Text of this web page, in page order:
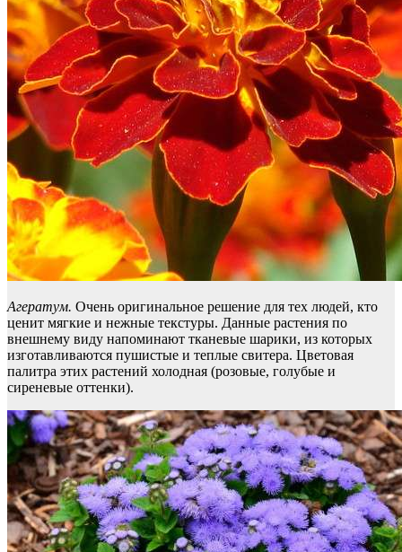
Агератум. Очень оригинальное решение для тех людей, кто
ценит мягкие и нежные текстуры. Данные растения по
внешнему виду напоминают тканевые шарики, из которых
изготавливаются пушистые и теплые свитера. Цветовая
палитра этих растений холодная (розовые, голубые и
сиреневые оттенки).